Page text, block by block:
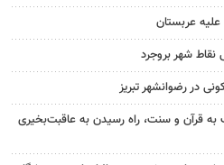
عربستان
نقاط شهر بروجرد
در رضوانشهر تبریز
قرآن و سنت، راه رسیدن به عاقبت‌بخیری